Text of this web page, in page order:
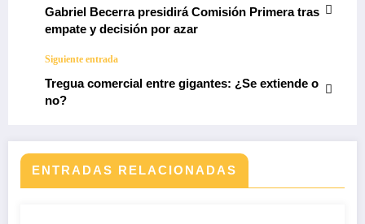
Gabriel Becerra presidirá Comisión Primera tras
empate y decisión por azar
Siguiente entrada
Tregua comercial entre gigantes: ¿Se extiende o
no?
ENTRADAS RELACIONADAS